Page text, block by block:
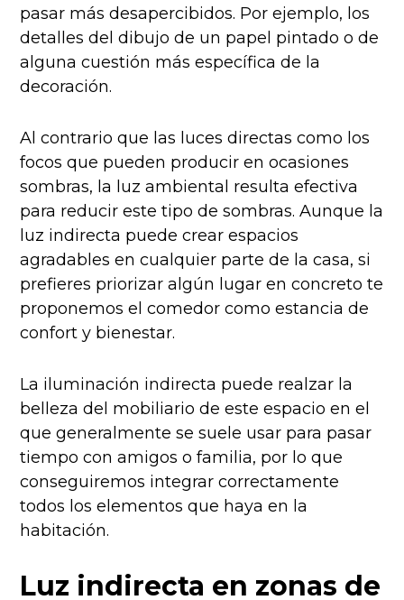
pasar más desapercibidos. Por ejemplo, los
detalles del dibujo de un papel pintado o de
alguna cuestión más específica de la
decoración.
Al contrario que las luces directas como los
focos que pueden producir en ocasiones
sombras, la luz ambiental resulta efectiva
para reducir este tipo de sombras. Aunque la
luz indirecta puede crear espacios
agradables en cualquier parte de la casa, si
prefieres priorizar algún lugar en concreto te
proponemos el comedor como estancia de
confort y bienestar.
La iluminación indirecta puede realzar la
belleza del mobiliario de este espacio en el
que generalmente se suele usar para pasar
tiempo con amigos o familia, por lo que
conseguiremos integrar correctamente
todos los elementos que haya en la
habitación.
Luz indirecta en zonas de